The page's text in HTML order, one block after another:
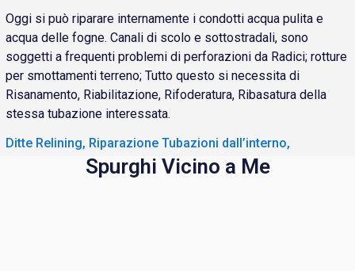
Oggi si può riparare internamente i condotti acqua pulita e
acqua delle fogne. Canali di scolo e sottostradali, sono
soggetti a frequenti problemi di perforazioni da Radici; rotture
per smottamenti terreno; Tutto questo si necessita di
Risanamento, Riabilitazione, Rifoderatura, Ribasatura della
stessa tubazione interessata.
Ditte Relining, Riparazione Tubazioni dall’interno,
Spurghi Vicino a Me